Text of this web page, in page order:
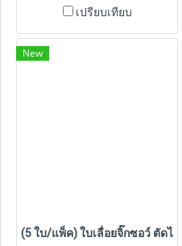
เปรียบเทียบ
New
(5 ใบ/แพ็ค) ใบเลื่อยจิ๊กซอว์ ตัดไม้